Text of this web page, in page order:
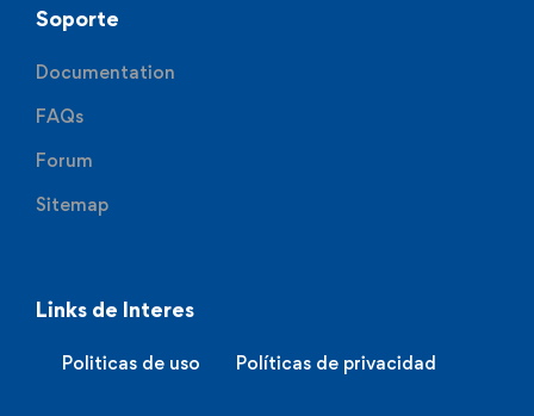
Soporte
Documentation
FAQs
Forum
Sitemap
Links de Interes
Politicas de uso Políticas de privacidad